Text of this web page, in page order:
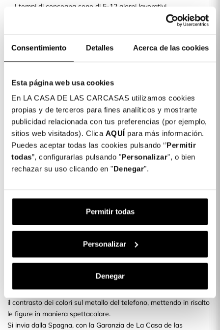
Consentimiento Detalles Acerca de las cookies
Esta página web usa cookies
En LA CASA DE LAS CARCASAS utilizamos cookies
propias y de terceros para fines analíticos y mostrarte
publicidad relacionada con tus preferencias (por ejemplo,
sitios web visitados). Clica AQUÍ para más información.
Puedes aceptar todas las cookies pulsando ‘’Permitir
todas”, configurarlas pulsando "Personalizar", o bien
rechazar su uso clicando en "Denegar".
Permitir todas
Personalizar
Denegar
I tempi di consegna sono di 5-12 giorni lavorativi.
Ne La Casa de las Carcasas potrai pagare con carta di
Servizio di reso
Se quando ricevi il tuo ordine non ti convince o hai sbagliato
Consulta la nostra politica di reso.
Dettagli del prodotto
Cover per Xiaomi Redmi Note 8T del
Milan Stemma Sfondo Nero Stemma
Sfondo Nero - Licenza Ufficiale Milan
19,99 €
Proteggi il tuo smartphone con la nuova Cover per Xiaomi Redmi
Note 8T del Milan Stemma Sfondo Nero Stemma Sfondo Nero -
Licenza Ufficiale Milan
Cover per Xiaomi Redmi Note 8T del Milan. Proteggi il tuo
cellulare con i colori della tua Squadra di Calcio Preferita. Cover
di silicone flessibile e resistente per Xiaomi con Licenza Ufficiale
Design esclusivo: Il marchio del Milan in una Cover per Xiaomi
ineguagliabile, con l'essenza del brand. La trasparenza accentua
il contrasto dei colori sul metallo del telefono, mettendo in risalto
le figure in maniera spettacolare.
Si invia dalla Spagna, con la Garanzia de La Casa de las